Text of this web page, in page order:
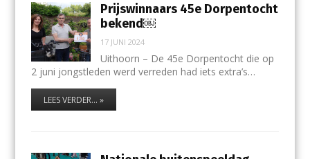
Prijswinnaars 45e Dorpentocht
bekend￼
17 JUNI 2024
Uithoorn – De 45e Dorpentocht die op
2 juni jongstleden werd verreden had iets extra’s…
LEES VERDER... »